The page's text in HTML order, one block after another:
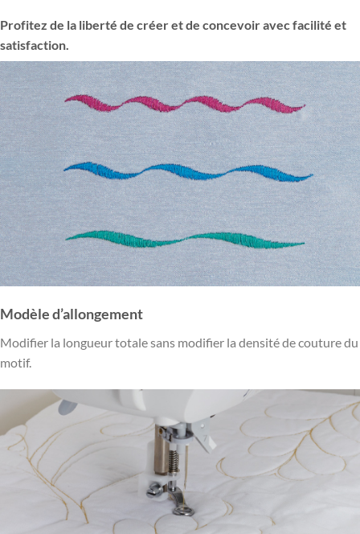
Profitez de la liberté de créer et de concevoir avec facilité et
satisfaction.
Modèle d’allongement
Modifier la longueur totale sans modifier la densité de couture du
motif.